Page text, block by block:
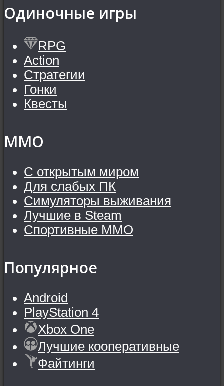
Одиночные игры
RPG
Action
Стратегии
Гонки
Квесты
MMO
С открытым миром
Для слабых ПК
Симуляторы выживания
Лучшие в Steam
Спортивные MMO
Популярное
Android
PlayStation 4
Xbox One
Лучшие кооперативные
Файтинги